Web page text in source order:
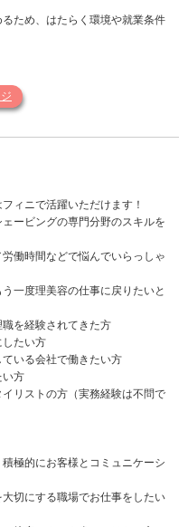
ため、はたらく環境や就業条件
ィニで活躍いただけます！
ービングの専門分野のスキルを
働時間などで悩んでいらっしゃ
一度理美容の仕事に戻りたいと
を経験されてきた方
たい方
いる会社で働きたい方
方
リストの方（実務経験は不問で
極的にお客様とコミュニケーシ
切にする職場でお仕事をしたい